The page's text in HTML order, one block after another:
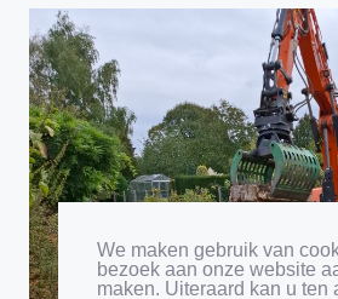
We maken gebruik van
bezoek aan onze website
maken. Uiteraard kan u ten